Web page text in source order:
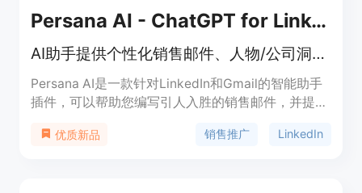
Persana AI - ChatGPT for LinkedIn & Gmail
AI助手提供个性化销售邮件、人物/公司洞察、融资信息等
Persana AI是一款针对LinkedIn和Gmail的智能助手
插件，可以帮助您编写引人入胜的销售邮件，并提供
融资等信息，帮助您更好地进行销售推广。该插件支
优质新品 销售推广 LinkedIn